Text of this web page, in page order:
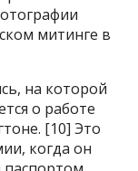
митинге в
на которой
о работе
[10] Это
когда он